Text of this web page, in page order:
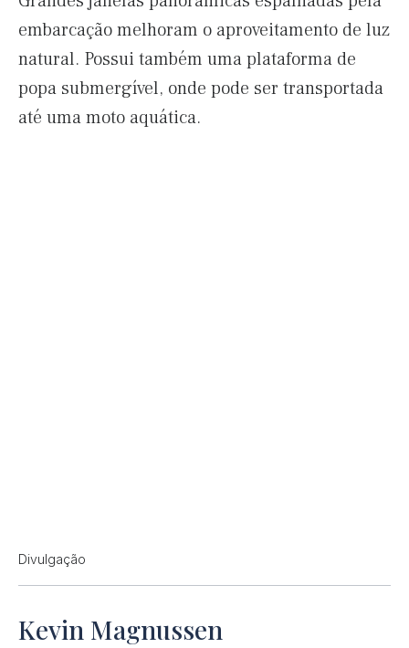
embarcação melhoram o aproveitamento de luz
natural. Possui também uma plataforma de
popa submergível, onde pode ser transportada
até uma moto aquática.
Divulgação
Kevin Magnussen